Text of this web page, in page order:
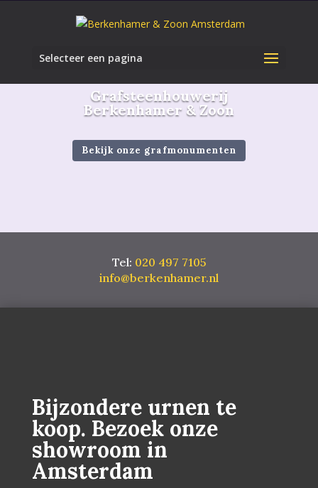
Selecteer een pagina
Grafsteenhouwerij
Berkenhamer & Zoon
Bekijk onze grafmonumenten
Tel: 020 497 7105
info@berkenhamer.nl
Bijzondere urnen te
koop. Bezoek onze
showroom in
Amsterdam